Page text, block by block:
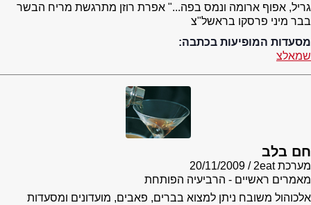
גריל, אפוף ארומה ונמס בפה..." אפרת רוזן מתרגשת מריח הבשר
בבר מיני פרסקו בראשל"צ
מסעדות המופיעות בכתבה:
שמאלצ
חם בלב
מערכת 2eat
20/11/2009
מאמרים ראשיים - הרביעיה הפותחת
אלכוהול משובח ניתן למצוא בברים, פאבים, מועדונים ומסעדות